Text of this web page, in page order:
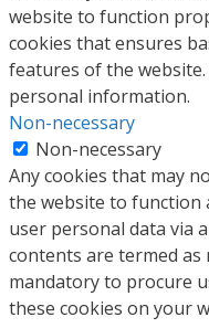
website to function
cookies that ensures
features of the
personal information.
Non-necessary
Non-necessary
Any cookies that may
the website to function
user personal data via
contents are termed as
mandatory to procure
these cookies on your